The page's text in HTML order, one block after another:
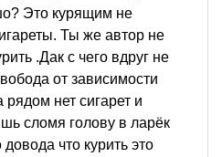
Это курящим не
Ты же автор не
.Дак с чего вдруг не
от зависимости
рядом нет сигарет и
сломя голову в ларёк
что курить это